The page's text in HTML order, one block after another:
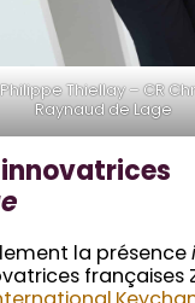
Thiellay – CR
Raynaud de Lage
la présence
françaises